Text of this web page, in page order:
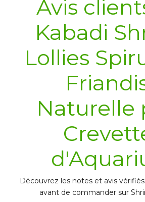
Avis
Kabadi
Lollies
Naturelle
Découvrez les notes et avis
avant de commander sur